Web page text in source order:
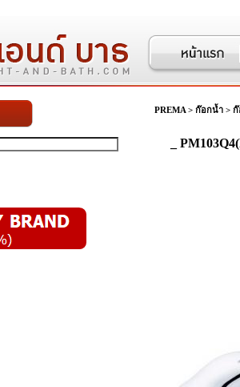
PREMA > ก๊อกน้ำ > ก๊
_